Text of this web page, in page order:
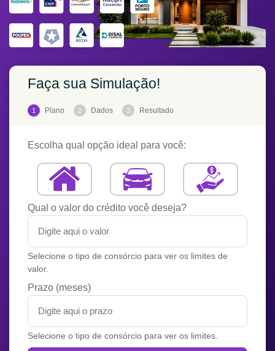
Faça sua Simulação!
1 Plano 2 Dados 3 Resultado
Escolha qual opção ideal para você:
Qual o valor do crédito você deseja?
Selecione o tipo de consórcio para ver os limites de
valor.
Prazo (meses)
Selecione o tipo de consórcio para ver os limites.